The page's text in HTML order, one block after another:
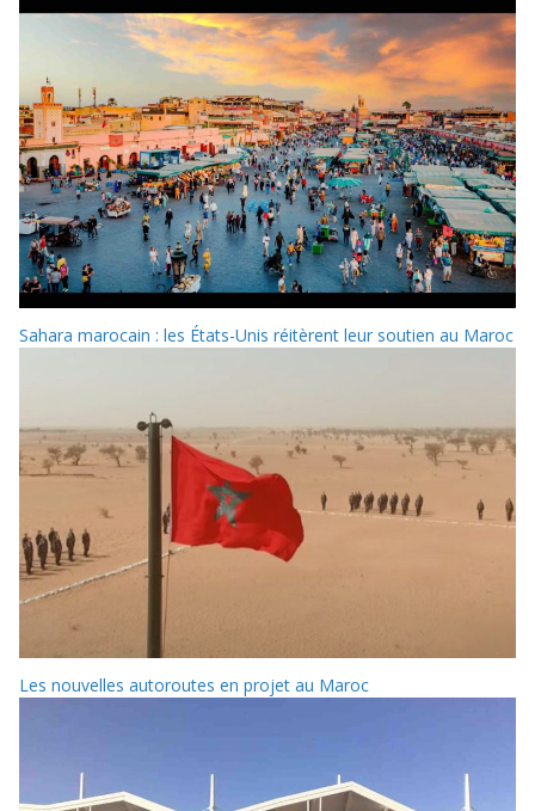
Sahara marocain : les États-Unis réitèrent leur soutien au Maroc
Les nouvelles autoroutes en projet au Maroc